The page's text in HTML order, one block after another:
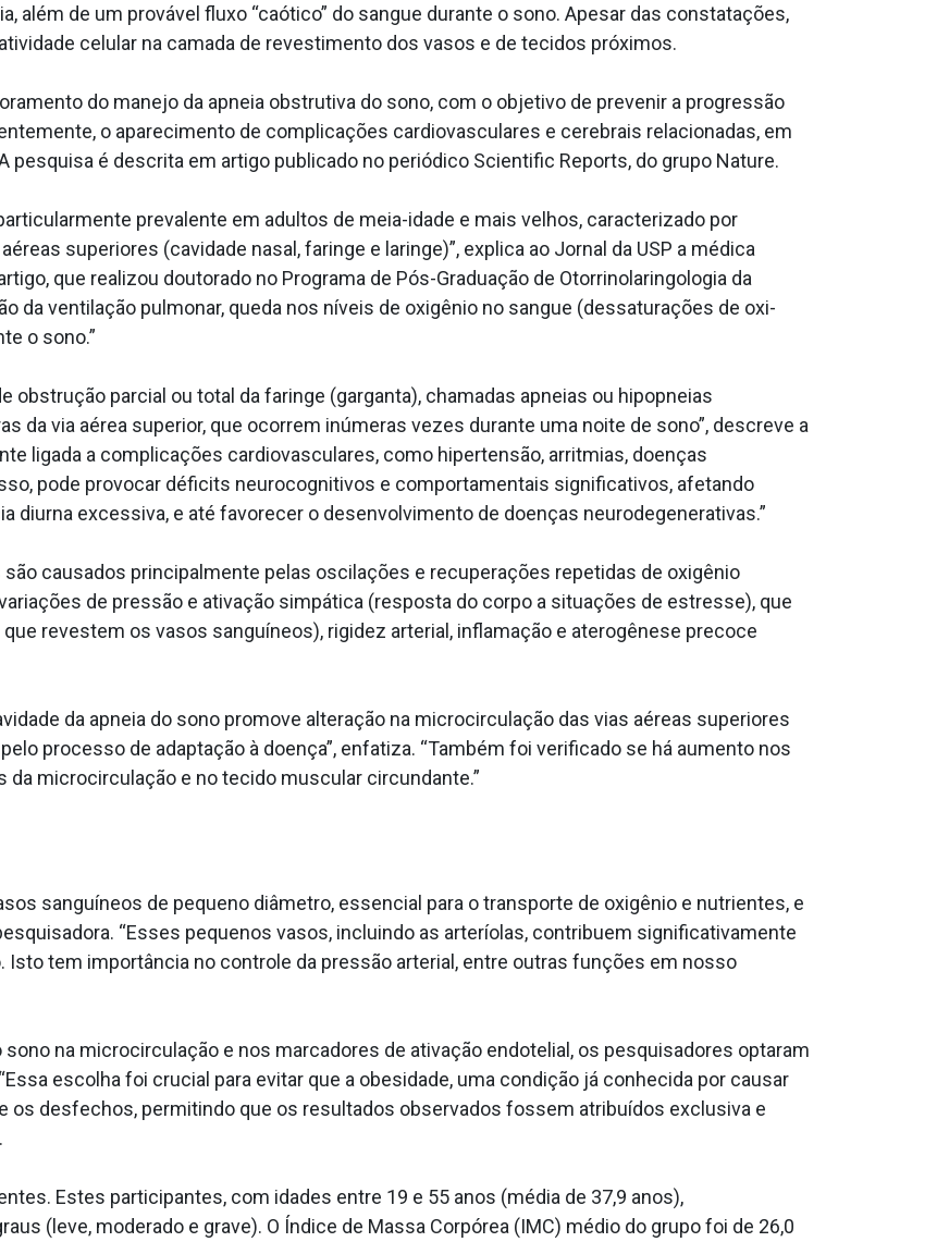
além de um provável fluxo “caótico” do sangue durante o sono. Apesar das constatações,
celular na camada de revestimento dos vasos e de tecidos próximos.
do manejo da apneia obstrutiva do sono, com o objetivo de prevenir a progressão
o aparecimento de complicações cardiovasculares e cerebrais relacionadas, em
pesquisa é descrita em artigo publicado no periódico Scientific Reports, do grupo Nature.
prevalente em adultos de meia-idade e mais velhos, caracterizado por
superiores (cavidade nasal, faringe e laringe)”, explica ao Jornal da USP a médica
que realizou doutorado no Programa de Pós-Graduação de Otorrinolaringologia da
da ventilação pulmonar, queda nos níveis de oxigênio no sangue (dessaturações de oxi-
o sono.”
parcial ou total da faringe (garganta), chamadas apneias ou hipopneias
da via aérea superior, que ocorrem inúmeras vezes durante uma noite de sono”, descreve a
ligada a complicações cardiovasculares, como hipertensão, arritmias, doenças
pode provocar déficits neurocognitivos e comportamentais significativos, afetando
diurna excessiva, e até favorecer o desenvolvimento de doenças neurodegenerativas.”
causados principalmente pelas oscilações e recuperações repetidas de oxigênio
de pressão e ativação simpática (resposta do corpo a situações de estresse), que
revestem os vasos sanguíneos), rigidez arterial, inflamação e aterogênese precoce
da apneia do sono promove alteração na microcirculação das vias aéreas superiores
processo de adaptação à doença”, enfatiza. “Também foi verificado se há aumento nos
microcirculação e no tecido muscular circundante.”
sanguíneos de pequeno diâmetro, essencial para o transporte de oxigênio e nutrientes, e
“Esses pequenos vasos, incluindo as arteríolas, contribuem significativamente
Isto tem importância no controle da pressão arterial, entre outras funções em nosso
na microcirculação e nos marcadores de ativação endotelial, os pesquisadores optaram
escolha foi crucial para evitar que a obesidade, uma condição já conhecida por causar
os desfechos, permitindo que os resultados observados fossem atribuídos exclusiva e
Estes participantes, com idades entre 19 e 55 anos (média de 37,9 anos),
(leve, moderado e grave). O Índice de Massa Corpórea (IMC) médio do grupo foi de 26,0